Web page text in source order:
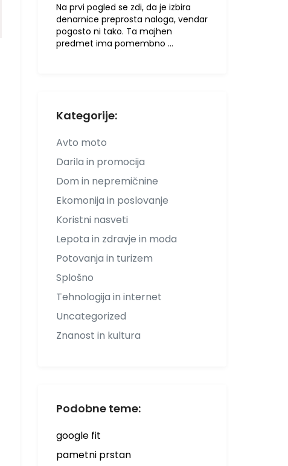
Na prvi pogled se zdi, da je izbira
denarnice preprosta naloga, vendar
pogosto ni tako. Ta majhen
predmet ima pomembno …
Kategorije:
Avto moto
Darila in promocija
Dom in nepremičnine
Ekomonija in poslovanje
Koristni nasveti
Lepota in zdravje in moda
Potovanja in turizem
Splošno
Tehnologija in internet
Uncategorized
Znanost in kultura
Podobne teme:
google fit
pametni prstan